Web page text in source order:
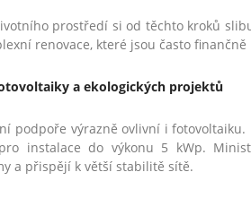
prostředí si od těchto kroků
renovace, které jsou často
a ekologických projektů
podpoře výrazně ovlivní i
instalace do výkonu 5 kWp.
a přispějí k větší stabilitě sítě.